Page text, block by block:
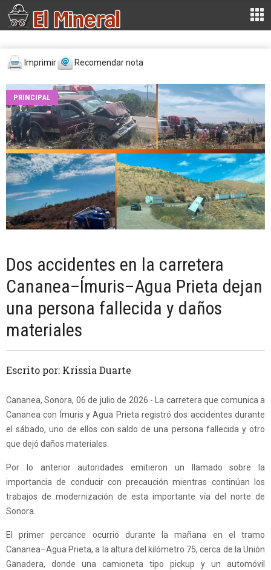
Imprimir Recomendar nota
PRINCIPAL
Dos accidentes en la carretera
Cananea–Ímuris–Agua Prieta dejan
una persona fallecida y daños
materiales
Escrito por: Krissia Duarte
Cananea, Sonora, 06 de julio de 2026.- La carretera que comunica a
Cananea con Ímuris y Agua Prieta registró dos accidentes durante
el sábado, uno de ellos con saldo de una persona fallecida y otro
que dejó daños materiales.
Por lo anterior autoridades emitieron un llamado sobre la
importancia de conducir con precaución mientras continúan los
trabajos de modernización de esta importante vía del norte de
Sonora.
El primer percance ocurrió durante la mañana en el tramo
Cananea–Agua Prieta, a la altura del kilómetro 75, cerca de la Unión
Ganadera, donde una camioneta tipo pickup y un automóvil